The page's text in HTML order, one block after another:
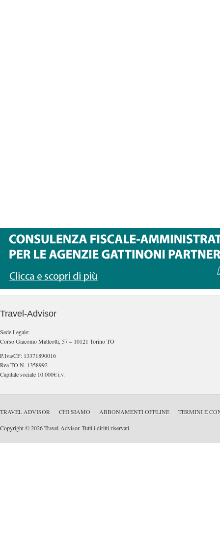
Travel-Advisor
Sede Legale:
Corso Giacomo Matteotti, 57 – 10121 Torino TO
P.Iva/CF: 13371890016
Rea TO N. 1358992
Capitale sociale 10.000€ i.v.
TRAVEL ADVISOR CHI SIAMO ABBONAMENTI OFFLINE TERMINI E
Copyright © 2026 Travel-Advisor. Tutti i diritti riservati.